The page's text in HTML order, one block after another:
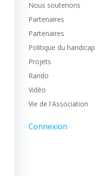
Nous soutenons
Partenaires
Partenaires
Politique du handicap
Projets
Rando
Vidéo
Vie de l'Association
Connexion